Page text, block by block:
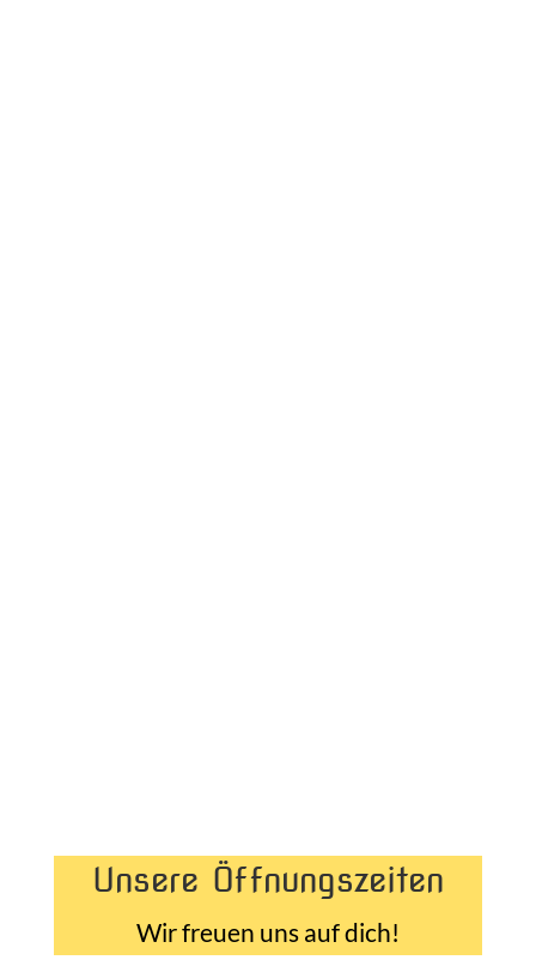
Unsere Öffnungszeiten
Wir freuen uns auf dich!